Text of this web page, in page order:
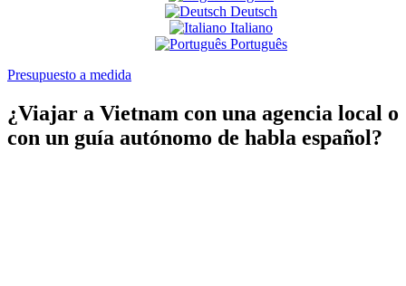
Deutsch
Italiano
Português
Presupuesto a medida
¿Viajar a Vietnam con una agencia local o
con un guía autónomo de habla español?